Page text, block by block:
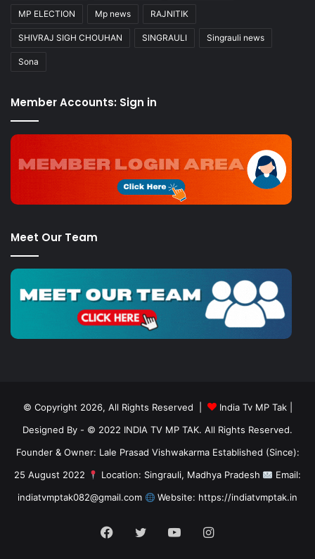
MP ELECTION Mp news RAJNITIK
SHIVRAJ SIGH CHOUHAN SINGRAULI Singrauli news
Sona
Member Accounts: Sign in
Meet Our Team
© Copyright 2026, All Rights Reserved | India Tv MP Tak|
Designed By - © 2022 INDIA TV MP TAK. All Rights Reserved.
Founder & Owner: Lale Prasad Vishwakarma Established (Since):
25 August 2022
Location: Singrauli, Madhya Pradesh
Email:
indiatvmptak082@gmail.com
Website: https://indiatvmptak.in
Facebook
TwitterYouTubeInstagram